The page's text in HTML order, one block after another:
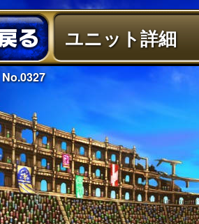
ユニット詳細
No.0327